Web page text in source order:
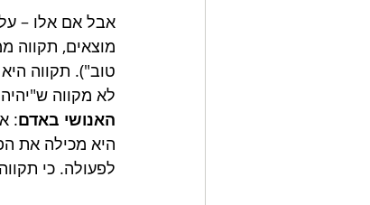
אבל אם אלו –
מוצאים, תקווה
טוב"). תקווה
לא מקווה
האנושי באדם:
היא מכילה את
לפעולה. כי